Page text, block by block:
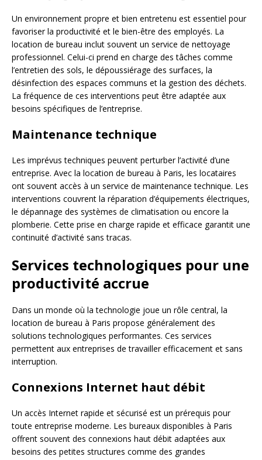
Un environnement propre et bien entretenu est essentiel pour
favoriser la productivité et le bien-être des employés. La
location de bureau inclut souvent un service de nettoyage
professionnel. Celui-ci prend en charge des tâches comme
l’entretien des sols, le dépoussiérage des surfaces, la
désinfection des espaces communs et la gestion des déchets.
La fréquence de ces interventions peut être adaptée aux
besoins spécifiques de l’entreprise.
Maintenance technique
Les imprévus techniques peuvent perturber l’activité d’une
entreprise. Avec la location de bureau à Paris, les locataires
ont souvent accès à un service de maintenance technique. Les
interventions couvrent la réparation d’équipements électriques,
le dépannage des systèmes de climatisation ou encore la
plomberie. Cette prise en charge rapide et efficace garantit une
continuité d’activité sans tracas.
Services technologiques pour une
productivité accrue
Dans un monde où la technologie joue un rôle central, la
location de bureau à Paris propose généralement des
solutions technologiques performantes. Ces services
permettent aux entreprises de travailler efficacement et sans
interruption.
Connexions Internet haut débit
Un accès Internet rapide et sécurisé est un prérequis pour
toute entreprise moderne. Les bureaux disponibles à Paris
offrent souvent des connexions haut débit adaptées aux
besoins des petites structures comme des grandes